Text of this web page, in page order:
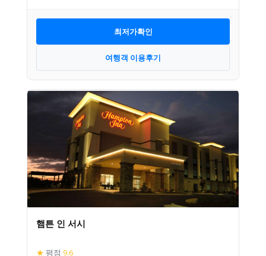
최저가확인
여행객 이용후기
햄튼 인 서시
★ 평점 9.6